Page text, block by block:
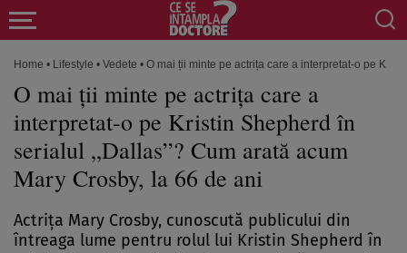
Home • Lifestyle • Vedete • O mai ții minte pe actrița care a interpretat-o pe
O mai ții minte pe actrița care a
interpretat-o pe Kristin Shepherd în
serialul „Dallas”? Cum arată acum
Mary Crosby, la 66 de ani
Actrița Mary Crosby, cunoscută publicului din
întreaga lume pentru rolul lui Kristin Shepherd în